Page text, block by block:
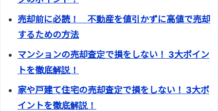
売却前に必読！ 不動産を値引かずに高値で売却
するための方法
マンションの売却査定で損をしない！ 3大ポイン
トを徹底解説！
家や戸建て住宅の売却査定で損をしない！ 3大ポ
イントを徹底解説！